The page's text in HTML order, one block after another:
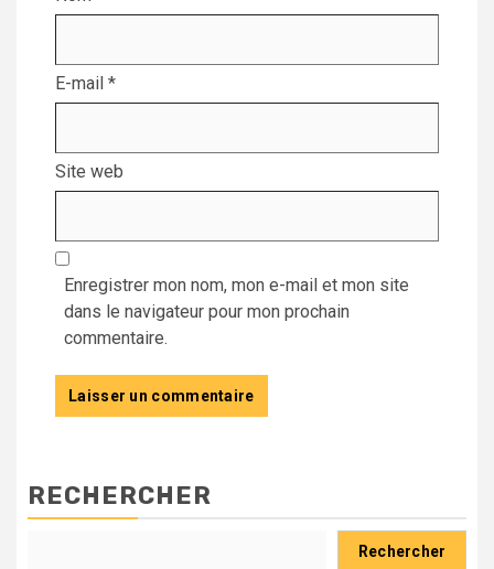
E-mail *
Site web
Enregistrer mon nom, mon e-mail et mon site
dans le navigateur pour mon prochain
commentaire.
RECHERCHER
Rechercher